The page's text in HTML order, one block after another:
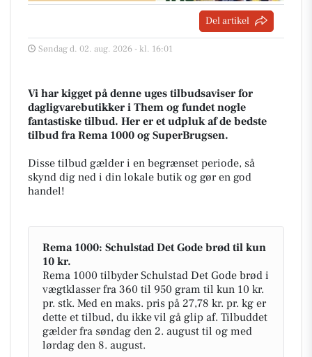
Del artikel
Søndag d. 02. aug. 2026 - kl. 16:01
Vi har kigget på denne uges tilbudsaviser for
dagligvarebutikker i Them og fundet nogle
fantastiske tilbud. Her er et udpluk af de bedste
tilbud fra Rema 1000 og SuperBrugsen.
Disse tilbud gælder i en begrænset periode, så
skynd dig ned i din lokale butik og gør en god
handel!
Rema 1000: Schulstad Det Gode brød til kun
10 kr.
Rema 1000 tilbyder Schulstad Det Gode brød i
vægtklasser fra 360 til 950 gram til kun 10 kr.
pr. stk. Med en maks. pris på 27,78 kr. pr. kg er
dette et tilbud, du ikke vil gå glip af. Tilbuddet
gælder fra søndag den 2. august til og med
lørdag den 8. august.